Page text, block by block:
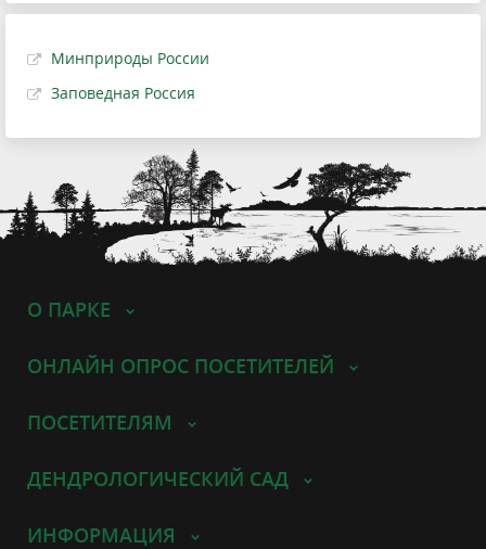
Минприроды России
Заповедная Россия
О ПАРКЕ
ОНЛАЙН ОПРОС ПОСЕТИТЕЛЕЙ
ПОСЕТИТЕЛЯМ
ДЕНДРОЛОГИЧЕСКИЙ САД
ИНФОРМАЦИЯ